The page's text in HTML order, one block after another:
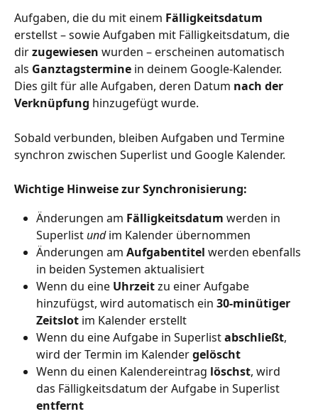
Aufgaben, die du mit einem Fälligkeitsdatum
erstellst – sowie Aufgaben mit Fälligkeitsdatum, die
dir zugewiesen wurden – erscheinen automatisch
als Ganztagstermine in deinem Google-Kalender.
Dies gilt für alle Aufgaben, deren Datum nach der
Verknüpfung hinzugefügt wurde.
Sobald verbunden, bleiben Aufgaben und Termine
synchron zwischen Superlist und Google Kalender.
Wichtige Hinweise zur Synchronisierung:
Änderungen am Fälligkeitsdatum werden in
Superlist und im Kalender übernommen
Änderungen am Aufgabentitel werden ebenfalls
in beiden Systemen aktualisiert
Wenn du eine Uhrzeit zu einer Aufgabe
hinzufügst, wird automatisch ein 30-minütiger
Zeitslot im Kalender erstellt
Wenn du eine Aufgabe in Superlist abschließt,
wird der Termin im Kalender gelöscht
Wenn du einen Kalendereintrag löschst, wird
das Fälligkeitsdatum der Aufgabe in Superlist
entfernt